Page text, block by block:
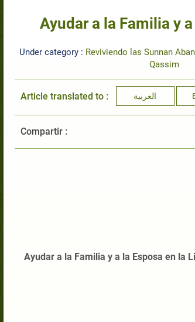
Ayudar a la Familia y
Under category : Reviviendo las Sunnan
Qassim
Article translated to : العربية
Compartir :
Ayudar a la Familia y a la Esposa en la